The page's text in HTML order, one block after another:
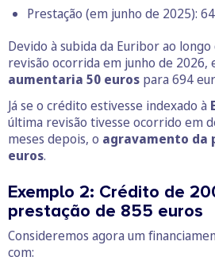
Prestação (em junho de 2025):
Devido à subida da Euribor ao
revisão ocorrida em junho de 2026,
aumentaria 50 euros para 694
Já se o crédito estivesse indexado à
última revisão tivesse ocorrido em
meses depois, o agravamento da
euros.
Exemplo 2: Crédito de
prestação de 855 euros
Consideremos agora um
com: